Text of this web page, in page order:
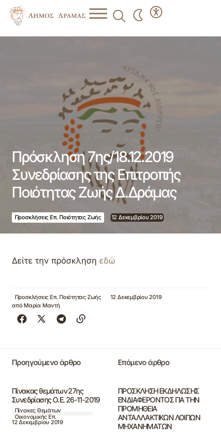
Πρόσκληση 7ης/18.12.2019
Συνεδρίασης της Επιτροπής
Ποιότητας Ζωής Δ.Δράμας
Προσκλήσεις Επ. Ποιότητας Ζωής 12 Δεκεμβρίου 2019
Δείτε την πρόσκληση εδώ
Προσκλήσεις Επ. Ποιότητας Ζωής
12 Δεκεμβρίου 2019
από Μαρία Μαντή
Προηγούμενο άρθρο
Πίνακας θεμάτων 27ης
Συνεδρίασης Ο.Ε. 26-11-2019
Πίνακες Θεμάτων
Οικονομικής Επ.
12 Δεκεμβρίου 2019
Επόμενο άρθρο
ΠΡΟΣΚΛΗΣΗ ΕΚΔΗΛΩΣΗΣ
ΕΝΔΙΑΦΕΡΟΝΤΟΣ ΓΙΑ ΤΗΝ
ΠΡΟΜΗΘΕΙΑ
ΑΝΤΑΛΛΑΚΤΙΚΩΝ ΛΟΙΠΩΝ
ΜΗΧΑΝΗΜΑΤΩΝ